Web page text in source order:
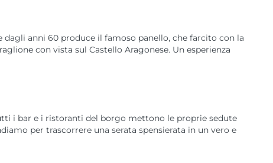
dagli anni 60 produce il famoso panello, che farcito con la
con vista sul Castello Aragonese. Un esperienza
i bar e i ristoranti del borgo mettono le proprie sedute
per trascorrere una serata spensierata in un vero e